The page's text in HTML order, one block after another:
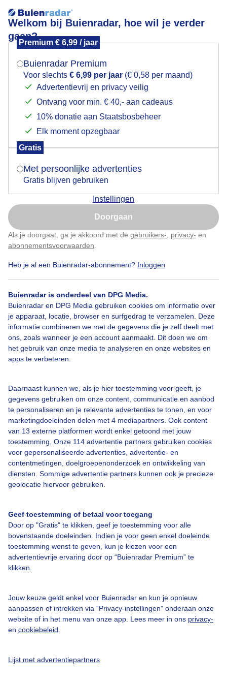
Welkom bij Buienradar, hoe wil je verder
gaan?
Premium € 6,99 / jaar
Buienradar Premium
Voor slechts € 6,99 per jaar (€ 0,58 per maand)
Advertentievrij en privacy veilig
Ontvang voor min. € 40,- aan cadeaus
10% donatie aan Staatsbosbeheer
Elk moment opzegbaar
Gratis
Met persoonlijke advertenties
Gratis blijven gebruiken
Instellingen
Doorgaan
Als je doorgaat, ga je akkoord met de gebruikers- privacy- en
abonnementsvoorwaarden
Heb je al een Buienradar-abonnement? Inloggen
Buienradar is onderdeel van DPG Media.
Buienradar en DPG Media gebruiken cookies om informatie over
je apparaat, locatie, browser en surfgedrag te verzamelen. Deze
informatie combineren we met de gegevens die je zelf deelt met
ons, zoals wanneer je een account aanmaakt. Dit doen we om
het gebruik van onze media te analyseren en onze websites en
apps te verbeteren.
Daarnaast kunnen we, als je hier toestemming voor geeft, je
gegevens gebruiken om onze content, communicatie en aanbod
te personaliseren en je relevante advertenties te tonen, en voor
marketingdoeleinden delen met 4 mediapartners. Ook content
van 13 externe platformen wordt enkel getoond met jouw
toestemming. Onze 114 advertentie partners gebruiken cookies
voor gepersonaliseerde advertenties, advertentie- en
contentmetingen, doelgroepenonderzoek en ontwikkeling van
diensten. Sommige advertentie partners kunnen ook je precieze
geolocatie hiervoor gebruiken.
Geef toestemming of betaal voor toegang
Door op "Gratis" te klikken, geef je toestemming voor alle
bovenstaande doeleinden. Indien je voor geen enkel doeleinde
toestemming wenst te geven, kun je kiezen voor een
advertentievrije ervaring door op “Buienradar Premium” te
klikken.
Jouw keuze geldt enkel voor Buienradar en kun je opnieuw
aanpassen of intrekken via “Privacy-instellingen” onderaan onze
website of in het menu van onze app. Lees meer in ons privacy-
en cookiebeleid
Lijst met advertentiepartners
Wisselvallige dag vandaag
Wisselvallige dag vandaag
Door: Peter Vermeulen Gemaakt: 14-05-2026, 84x bekeken
Bekijk slideshow
Een moment geduld aub...
Over Buienradar
Veelgestelde vragen
Contact
Toegankelijkheid
Buienradar Team
Privacy beleid
Privacy instellingen
Mogen we je locatie gebruiken voor het
Indien je hier nog geen akkoord op hebt gegeven,
verschijnt er zo een pop-up uit je browser waarin
Is goed, toon de popup
Nu niet, misschien later
Klik hierom dit aan te passen